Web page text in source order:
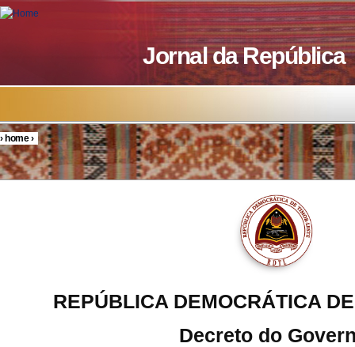
Skip to main content
Jornal da República
You are here
›home›
REPÚBLICA DEMOCRÁTICA
Decreto do